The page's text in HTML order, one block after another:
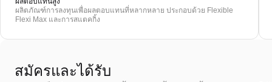
ผลิตภัณฑ์การลงทุนเพื่อผลตอบแทนที่หลากหลาย ประกอบด้วย Flexible
Flexi Max และการสแตคกิ้ง
สมัครและได้รับ